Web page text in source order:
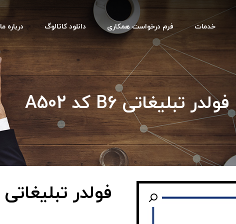
خدمات فرم درخواست همکاری دانلود کاتالوگ درباره ما
فولدر تبلیغاتی B6 کد A502
فولدر تبلیغاتی B6 کد A502